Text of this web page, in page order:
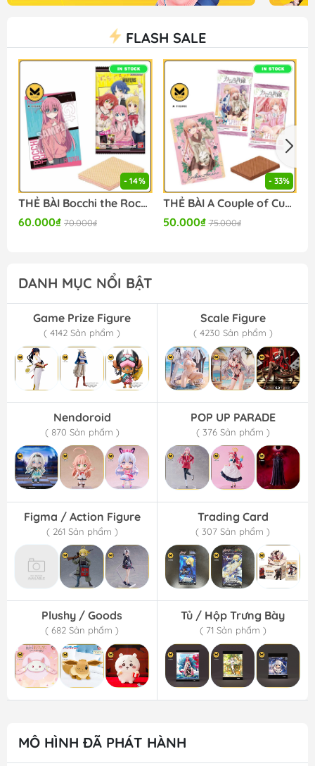
FLASH SALE
- 14%
THẺ BÀI Bocchi the Rock! - Wafer (Bandai Spirits ) PACK CARD CHÍNH HÃNG
60.000₫ 70.000₫
- 33%
THẺ BÀI A Couple of Cuckoos - Wafer Set of 20 (Bandai) PACK CARD CHÍNH HÃNG
50.000₫ 75.000₫
DANH MỤC NỔI BẬT
Game Prize Figure
( 4142 Sản phẩm )
Scale Figure
( 4230 Sản phẩm )
Nendoroid
( 870 Sản phẩm )
POP UP PARADE
( 376 Sản phẩm )
Figma / Action Figure
( 261 Sản phẩm )
Trading Card
( 307 Sản phẩm )
Plushy / Goods
( 682 Sản phẩm )
Tủ / Hộp Trưng Bày
( 71 Sản phẩm )
MÔ HÌNH ĐÃ PHÁT HÀNH